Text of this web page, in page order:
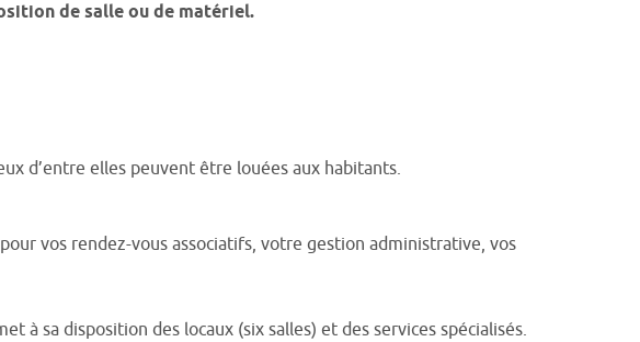
de salle ou de matériel.
d’entre elles peuvent être louées aux habitants.
vos rendez-vous associatifs, votre gestion administrative, vos
sa disposition des locaux (six salles) et des services spécialisés.